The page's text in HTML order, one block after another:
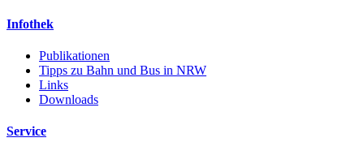
Infothek
Publikationen
Tipps zu Bahn und Bus in NRW
Links
Downloads
Service